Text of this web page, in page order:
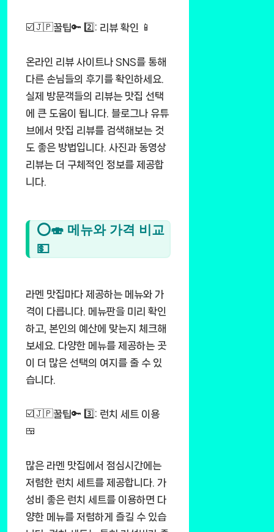
☑️🇯🇵꿀팁🔑 2️⃣: 리뷰 확인 📱
온라인 리뷰 사이트나 SNS를 통해
다른 손님들의 후기를 확인하세요.
실제 방문객들의 리뷰는 맛집 선택
에 큰 도움이 됩니다. 블로그나 유튜
브에서 맛집 리뷰를 검색해보는 것
도 좋은 방법입니다. 사진과 동영상
리뷰는 더 구체적인 정보를 제공합
니다.
⭕🍣 메뉴와 가격 비교
💵
라멘 맛집마다 제공하는 메뉴와 가
격이 다릅니다. 메뉴판을 미리 확인
하고, 본인의 예산에 맞는지 체크해
보세요. 다양한 메뉴를 제공하는 곳
이 더 많은 선택의 여지를 줄 수 있
습니다.
☑️🇯🇵꿀팁🔑 3️⃣: 런치 세트 이용
🍱
많은 라멘 맛집에서 점심시간에는
저렴한 런치 세트를 제공합니다. 가
성비 좋은 런치 세트를 이용하면 다
양한 메뉴를 저렴하게 즐길 수 있습